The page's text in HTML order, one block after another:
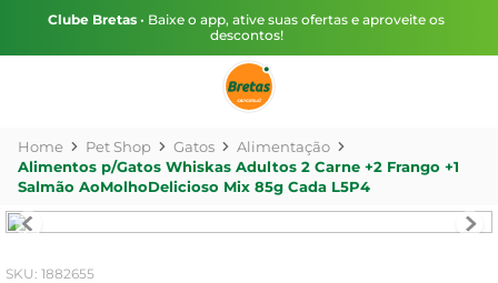
Clube Bretas • Baixe o app, ative suas ofertas e aproveite os
descontos!
Pet Shop Gatos
Alimentação
Alimentos p/Gatos Whiskas Adultos 2 Carne +2 Frango +1
Salmão AoMolhoDelicioso Mix 85g Cada L5P4
: 1882655